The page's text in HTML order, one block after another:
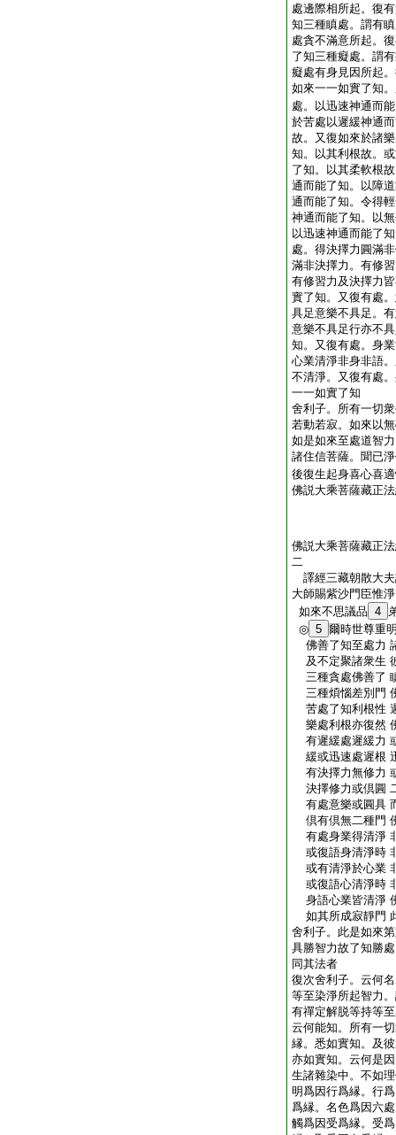
處邊際相所起。復
知三種瞋處。謂有
處貪不滿意所起。
了知三種癡處。謂
癡處有身見因所起
如來一一如實了知
處。以迅速神通而
於苦處以遲緩神通
故。又復如來於諸
知。以其利根故。
了知。以其柔軟根
通而能了知。以障
通而能了知。令得
神通而能了知。以
以迅速神通而能了
處。得決擇力圓滿
滿非決擇力。有修
有修習力及決擇力
實了知。又復有處
具足意樂不具足。
意樂不具足行亦不
知。又復有處。身
心業清淨非身非語
不清淨。又復有處
一一如實了知
舍利子。所有一切
若動若寂。如來以
如是如來至處道智
諸住信菩薩。聞已
後復生起身喜心喜
佛説大乘菩薩藏正
佛説大乘菩薩藏正
二
譯經三藏朝散大
大師賜紫沙門臣
如來不思議品 4
◎ 5 爾時世尊重
佛善了知至處力
及不定聚諸衆生
三種貪處佛善了
三種煩惱差別門
苦處了知利根性
樂處利根亦復然
有遲緩處遲緩力
緩或迅速處遲根
有決擇力無修力
決擇修力或倶圓
有處意樂或圓具
倶有倶無二種門
有處身業得清淨
或復語身清淨時
或有清淨於心業
或復語心清淨時
身語心業皆清淨
如其所成寂靜門
舍利子。此是如來
具勝智力故了知勝
同其法者
復次舍利子。云何
等至染淨所起智力
有禪定解脱等持等
云何能知。所有一
縁。悉如實知。及
亦如實知。云何是
生諸雜染中。不如
明爲因行爲縁。行
爲縁。名色爲因六
觸爲因受爲縁。受